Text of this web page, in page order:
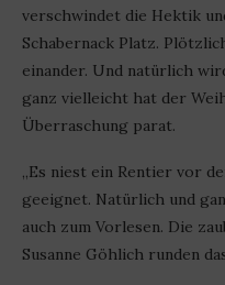
verschwindet die Hektik
Schabernack Platz.
einander. Und natürlich
ganz vielleicht hat der
Überraschung parat.
„Es niest ein Rentier vor
geeignet. Natürlich und
auch zum Vorlesen. Die
Susanne Göhlich runden